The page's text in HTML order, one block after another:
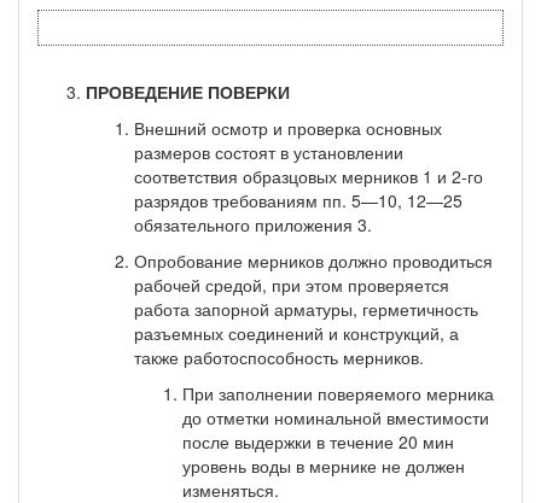
ПРОВЕДЕНИЕ ПОВЕРКИ
Внешний осмотр и проверка основных
размеров состоят в установлении
соответствия образцовых мерников 1 и 2-го
раз­рядов требованиям пп. 5—10, 12—25
обязательного приложения 3.
Опробование мерников должно проводиться
рабочей сре­дой, при этом проверяется
работа запорной арматуры, герметич­ность
разъемных соединений и конструкций, а
также работоспо­собность мерников.
При заполнении поверяемого мерника
до отметки номи­нальной вместимости
после выдержки в течение 20 мин
уровень воды в мернике не должен
изменяться.